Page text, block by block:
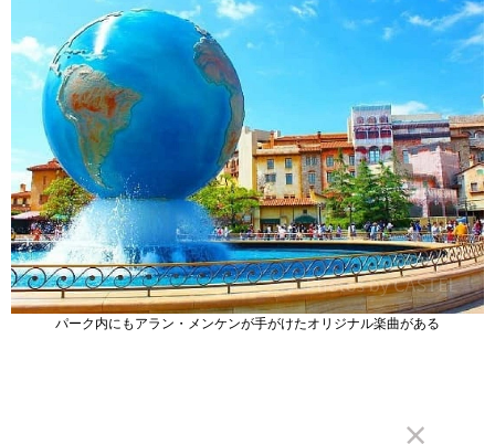
パーク内にもアラン・メンケンが手がけたオリジナル楽曲がある